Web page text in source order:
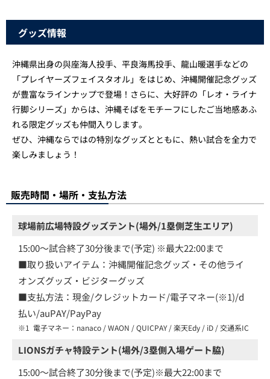
グッズ情報
沖縄県出身の與座海人投手、平良海馬投手、龍山暖選手などの
「プレイヤーズフェイスタオル」をはじめ、沖縄開催記念グッズ
が豊富なラインナップで登場！さらに、大好評の「レオ・ライナ
行脚シリーズ」からは、沖縄そばをモチーフにしたご当地感あふ
れる限定グッズも仲間入りします。
ぜひ、沖縄ならではの特別なグッズとともに、熱い試合を全力で
楽しみましょう！
販売時間・場所・支払方法
球場前広場特設グッズテント(場外/1塁側芝生エリア)
15:00～試合終了30分後まで(予定) ※最大22:00まで
■取り扱いアイテム：沖縄開催記念グッズ・その他ライ
オンズグッズ・ビジターグッズ
■支払方法：現金/クレジットカード/電子マネー(※1)/d
払い/auPAY/PayPay
※1 電子マネー：nanaco / WAON / QUICPAY / 楽天Edy / iD / 交通系IC
LIONSガチャ特設テント(場外/3塁側入場ゲート脇)
15:00～試合終了30分後まで(予定)※最大22:00まで